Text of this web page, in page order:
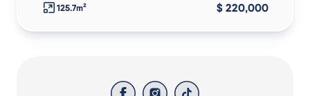
125.7m² $ 220,000